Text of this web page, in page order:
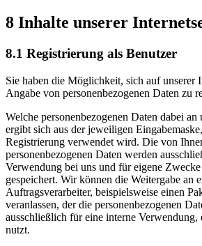
8 Inhalte unserer
8.1 Registrierung als Benutzer
Sie haben die Möglichkeit, sich auf unserer
Angabe von personenbezogenen Daten zu
Welche personenbezogenen Daten dabei
ergibt sich aus der jeweiligen
Registrierung verwendet wird. Die von
personenbezogenen Daten werden
Verwendung bei uns und für eigene
gespeichert. Wir können die Weitergabe an
Auftragsverarbeiter, beispielsweise einen
veranlassen, der die personenbezogenen
ausschließlich für eine interne Verwendung,
nutzt.